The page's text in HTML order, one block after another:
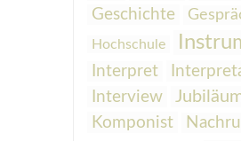
Geschichte
Hochschule
Interpret
Interview
Komponist